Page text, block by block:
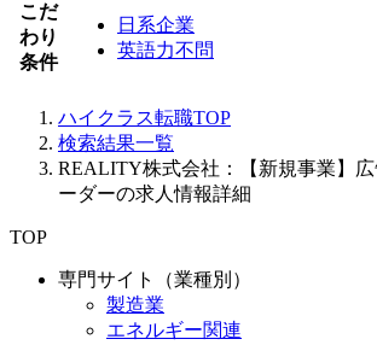
こだ
わり
条件
日系企業
英語力不問
ハイクラス転職TOP
検索結果一覧
REALITY株式会社：【新規事業】広
ーダーの求人情報詳細
TOP
専門サイト（業種別）
製造業
エネルギー関連